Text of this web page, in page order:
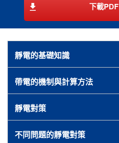
下載PDF
靜電的基礎知識
帶電的機制與計算方法
靜電對策
不同問題的靜電對策